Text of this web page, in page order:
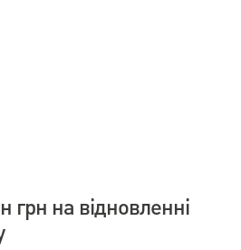
на відновленні